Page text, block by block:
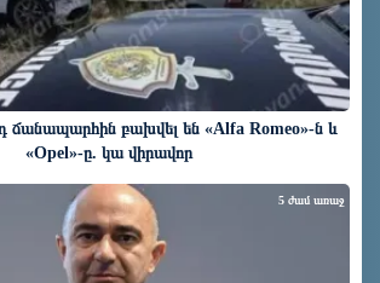
ճանապարհին բախվել են «Alfa Romeo»-ն և
«Opel»-ը. կա վիրավոր
5 ժամ առաջ